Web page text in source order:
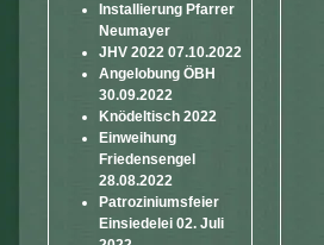
Installierung Pfarrer
Neumayer
JHV 2022 07.10.2022
Angelobung ÖBH
30.09.2022
Knödeltisch 2022
Einweihung
Friedensengel
28.08.2022
Patroziniumsfeier
Einsiedelei 02. Juli